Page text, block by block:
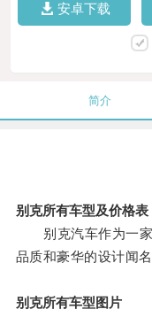
安卓下载
简介
别克所有车型及价格表
别克汽车作为一家
品质和豪华的设计闻名
别克所有车型图片